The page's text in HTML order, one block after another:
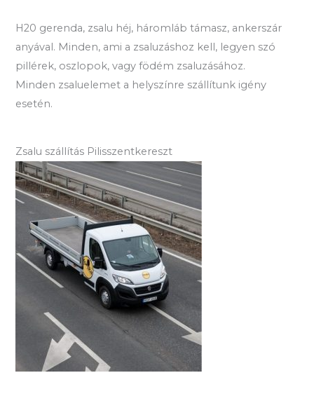
H20 gerenda, zsalu héj, háromláb támasz, ankerszár
anyával. Minden, ami a zsaluzáshoz kell, legyen szó
pillérek, oszlopok, vagy födém zsaluzásához.
Minden zsaluelemet a helyszínre szállítunk igény
esetén.
Zsalu szállítás Pilisszentkereszt